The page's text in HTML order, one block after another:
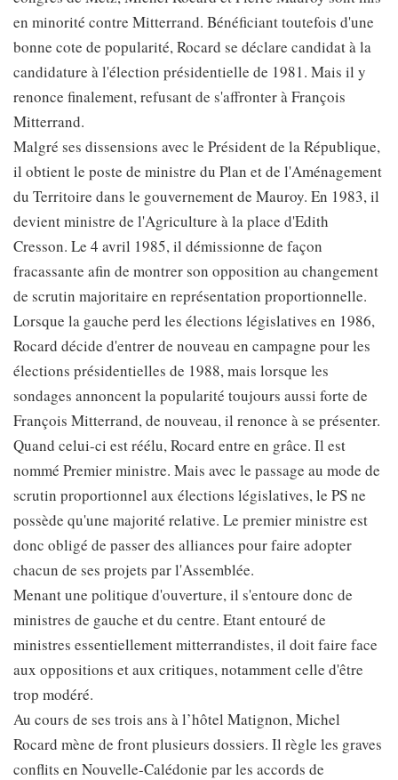
en minorité contre Mitterrand. Bénéficiant toutefois d'une
bonne cote de popularité, Rocard se déclare candidat à la
candidature à l'élection présidentielle de 1981. Mais il y
renonce finalement, refusant de s'affronter à François
Mitterrand.
Malgré ses dissensions avec le Président de la République,
il obtient le poste de ministre du Plan et de l'Aménagement
du Territoire dans le gouvernement de Mauroy. En 1983, il
devient ministre de l'Agriculture à la place d'Edith
Cresson. Le 4 avril 1985, il démissionne de façon
fracassante afin de montrer son opposition au changement
de scrutin majoritaire en représentation proportionnelle.
Lorsque la gauche perd les élections législatives en 1986,
Rocard décide d'entrer de nouveau en campagne pour les
élections présidentielles de 1988, mais lorsque les
sondages annoncent la popularité toujours aussi forte de
François Mitterrand, de nouveau, il renonce à se présenter.
Quand celui-ci est réélu, Rocard entre en grâce. Il est
nommé Premier ministre. Mais avec le passage au mode de
scrutin proportionnel aux élections législatives, le PS ne
possède qu'une majorité relative. Le premier ministre est
donc obligé de passer des alliances pour faire adopter
chacun de ses projets par l'Assemblée.
Menant une politique d'ouverture, il s'entoure donc de
ministres de gauche et du centre. Etant entouré de
ministres essentiellement mitterrandistes, il doit faire face
aux oppositions et aux critiques, notamment celle d'être
trop modéré.
Au cours de ses trois ans à l’hôtel Matignon, Michel
Rocard mène de front plusieurs dossiers. Il règle les graves
conflits en Nouvelle-Calédonie par les accords de